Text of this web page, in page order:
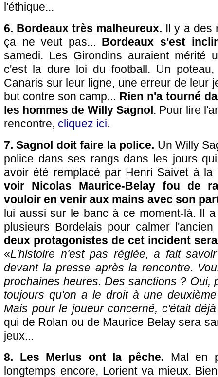
l'éthique...
6. Bordeaux très malheureux. Il y a des
ça ne veut pas... Bordeaux s'est
samedi. Les Girondins auraient mérité
c'est la dure loi du football. Un
Canaris sur leur ligne, une erreur de leur
but contre son camp... Rien n'a tourné
les hommes de Willy Sagnol. Pour lire
rencontre, cliquez ici.
7. Sagnol doit faire la police. Un Willy
police dans ses rangs dans les jours
avoir été remplacé par Henri Saivet à
voir Nicolas Maurice-Belay fou de
vouloir en venir aux mains avec son
lui aussi sur le banc à ce moment-là. Il
plusieurs Bordelais pour calmer
deux protagonistes de cet incident
«L'histoire n'est pas réglée, a fait
devant la presse après la rencontre.
prochaines heures. Des sanctions ? Oui,
toujours qu'on a le droit à une
Mais pour le joueur concerné, c'était
qui de Rolan ou de Maurice-Belay sera
jeux...
8. Les Merlus ont la pêche. Mal en
longtemps encore, Lorient va mieux.